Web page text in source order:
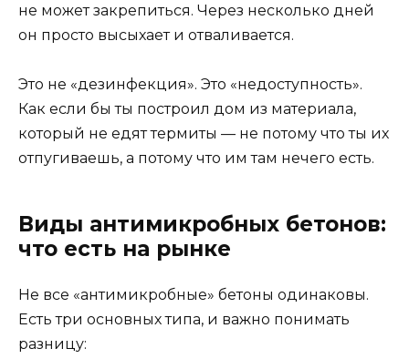
не может закрепиться. Через несколько дней
он просто высыхает и отваливается.
Это не «дезинфекция». Это «недоступность».
Как если бы ты построил дом из материала,
который не едят термиты — не потому что ты их
отпугиваешь, а потому что им там нечего есть.
Виды антимикробных бетонов:
что есть на рынке
Не все «антимикробные» бетоны одинаковы.
Есть три основных типа, и важно понимать
разницу: